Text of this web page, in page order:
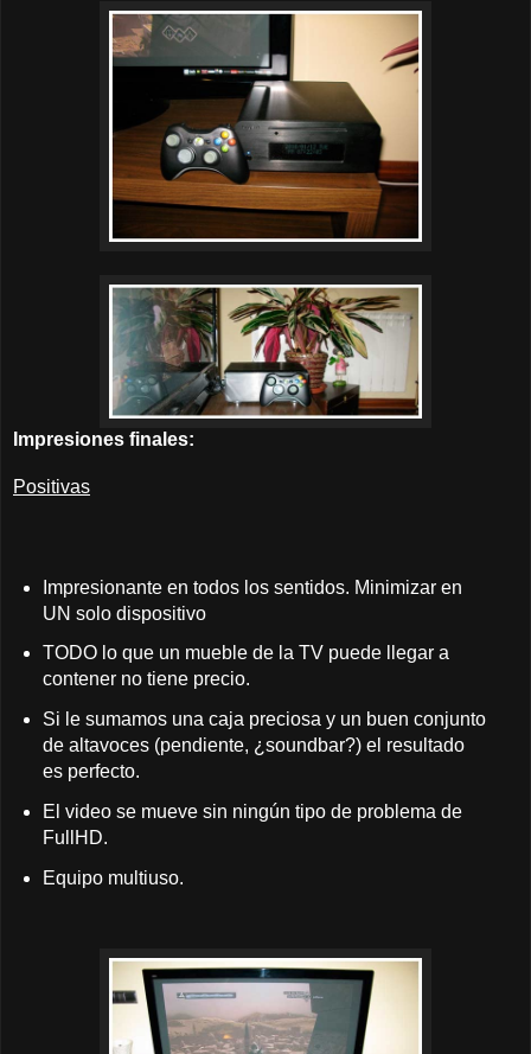
Impresiones finales:
Positivas
Impresionante en todos los sentidos. Minimizar en
UN solo dispositivo
TODO lo que un mueble de la TV puede llegar a
contener no tiene precio.
Si le sumamos una caja preciosa y un buen conjunto
de altavoces (pendiente, ¿soundbar?) el resultado
es perfecto.
El video se mueve sin ningún tipo de problema de
FullHD.
Equipo multiuso.